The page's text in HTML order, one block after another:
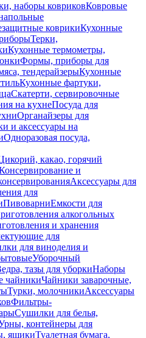
наборы ковриковКовровые
коврикиКухонные
Терки,
Кухонные термометры,
Формы, приборы для
тендерайзерыКухонные
Кухонные фартуки,
Скатерти, сервировочные
на кухнеПосуда для
Органайзеры для
и аксессуары на
Одноразовая посуда,
какао, горячий
и
Аксессуары для
для
ПивоварниЕмкости для
алкогольных
и хранения
для
для виноделия и
Уборочный
тазы для уборкиНаборы
чайникиЧайники заварочные,
Турки, молочникиАксессуары
Фильтры-
Сушилки для белья,
контейнеры для
ящикиТуалетная бумага,